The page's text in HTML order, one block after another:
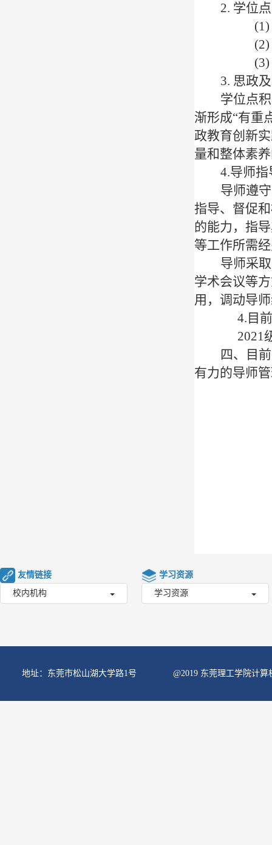
2. 学位
3. 思政
学位点
渐形成“有重
政教育创新
量和整体素
4.导师
导师遵
指导、督促
的能力，指
等工作所需
导师采
学术会议等
用，调动导
4.目
2021
四、目
有力的导师
友情链接
校内机构
学习资源
学习资源
地址：东莞市松山湖大学路1号 @2019 东莞理工学院计